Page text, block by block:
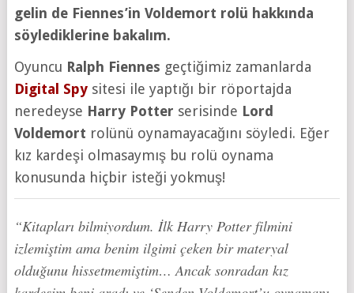
gelin de Fiennes’in Voldemort rolü hakkında
söylediklerine bakalım.
Oyuncu Ralph Fiennes geçtiğimiz zamanlarda
Digital Spysitesi ile yaptığı bir röportajda
neredeyse Harry Potter serisinde Lord
Voldemort rolünü oynamayacağını söyledi. Eğer
kız kardeşi olmasaymış bu rolü oynama
konusunda hiçbir isteği yokmuş!
“Kitapları bilmiyordum. İlk Harry Potter filmini
izlemiştim ama benim ilgimi çeken bir materyal
olduğunu hissetmemiştim… Ancak sonradan kız